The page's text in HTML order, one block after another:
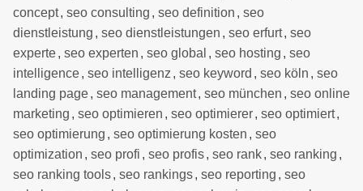
concept, seo consulting , seo definition , seo
dienstleistung , seo dienstleistungen , seo erfurt, seo
experte, seo experten , seo global , seo hosting , seo
intelligence, seo intelligenz , seo keyword , seo köln , seo
landing page, seo management, seo münchen , seo online
marketing , seo optimieren , seo optimierer, seo optimiert,
seo optimierung , seo optimierung kosten , seo
optimization , seo profi , seo profis, seo rank, seo ranking ,
seo ranking tools, seo rankings, seo reporting , seo